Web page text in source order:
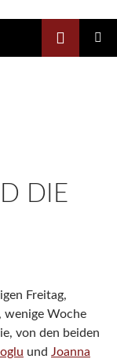
DIE
Freitag,
wenige Woche
von den beiden
und Joanna